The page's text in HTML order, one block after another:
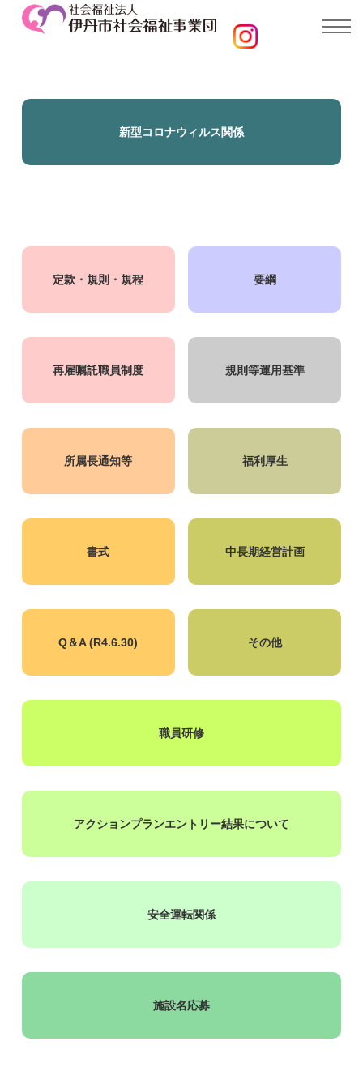
新型コロナウィルス関係
定款・規則・規程 要綱
再雇嘱託職員制度 規則等運用基準
所属長通知等 福利厚生
書式 中長期経営計画
Q＆A (R4.6.30) その他
職員研修
アクションプランエントリー結果について
安全運転関係
施設名応募